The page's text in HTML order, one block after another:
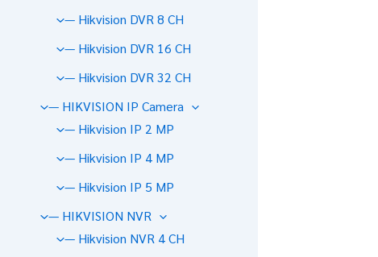
— Hikvision DVR 8 CH
— Hikvision DVR 16 CH
— Hikvision DVR 32 CH
— HIKVISION IP Camera
— Hikvision IP 2 MP
— Hikvision IP 4 MP
— Hikvision IP 5 MP
— HIKVISION NVR
— Hikvision NVR 4 CH